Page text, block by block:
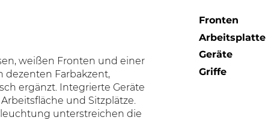
weißen Fronten und einer
dezenten Farbakzent,
ergänzt. Integrierte Geräte
und Sitzplätze.
unterstreichen die
Fronten
Arbeitsplatte
Geräte
Griffe